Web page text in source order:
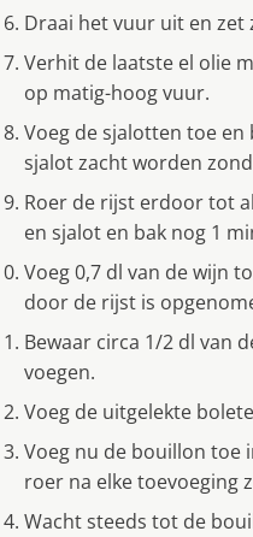
Draai het vuur uit en zet
Verhit de laatste el olie
op matig-hoog vuur.
Voeg de sjalotten toe
sjalot zacht worden
Roer de rijst erdoor tot
en sjalot en bak nog 1
Voeg 0,7 dl van de wijn
door de rijst is
Bewaar circa 1/2 dl van
voegen.
Voeg de uitgelekte
Voeg nu de bouillon toe
roer na elke toevoeging
Wacht steeds tot de